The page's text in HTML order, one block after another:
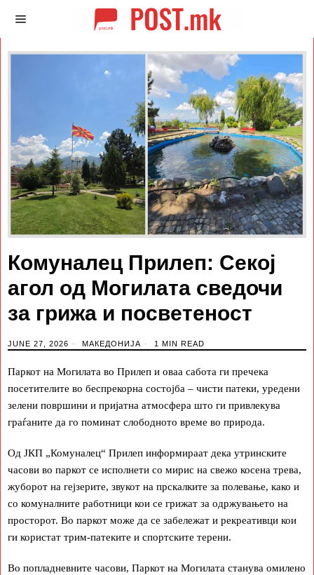
Комуналец Прилеп: Секој
агол од Могилата сведочи
за грижа и посветеност
JUNE 27, 2026 МАКЕДОНИЈА 1 MIN READ
Паркот на Могилата во Прилеп и оваа сабота ги пречека
посетителите во беспрекорна состојба – чисти патеки, уредени
зелени површини и пријатна атмосфера што ги привлекува
граѓаните да го поминат слободното време во природа.
Од ЈКП „Комуналец“ Прилеп информираат дека утринските
часови во паркот се исполнети со мирис на свежо косена трева,
жуборот на гејзерите, звукот на прскалките за полевање, како и
со комуналните работници кои се грижат за одржувањето на
просторот. Во паркот може да се забележат и рекреативци кои
ги користат трим-патеките и спортските терени.
Во попладневните часови, Паркот на Могилата станува омилено